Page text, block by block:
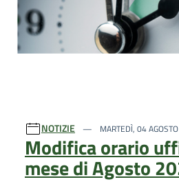
NOTIZIE MARTEDÌ, 04
Modifica orario
mese di Agosto